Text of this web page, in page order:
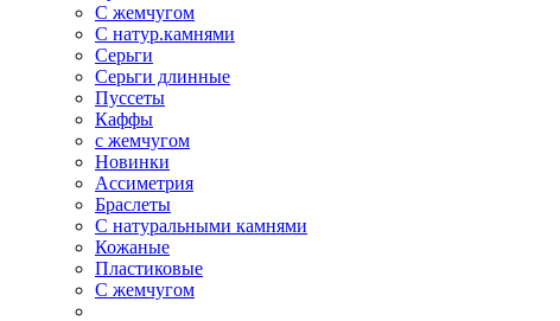
С жемчугом
С натур.камнями
Серьги
Серьги длинные
Пуссеты
Каффы
с жемчугом
Новинки
Ассиметрия
Браслеты
С натуральными камнями
Кожаные
Пластиковые
С жемчугом